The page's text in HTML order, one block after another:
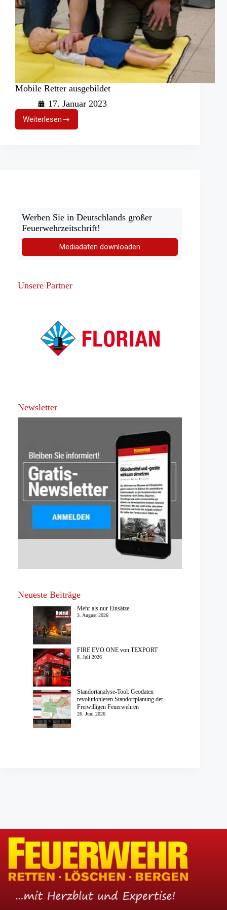
Mobile Retter ausgebildet
17. Januar 2023
Weiterlesen
Mobile
Retter
Werben Sie in Deutschlands großer
Feuerwehrzeitschrift!
Mediadaten downloaden
Unsere Partner
Newsletter
Neueste Beiträge
Mehr als nur Einsätze
3. August 2026
FIRE EVO ONE von TEXPORT
8. Juli 2026
Standortanalyse-Tool: Geodaten
revolutionieren Standortplanung der
Freiwilligen Feuerwehren
26. Juni 2026